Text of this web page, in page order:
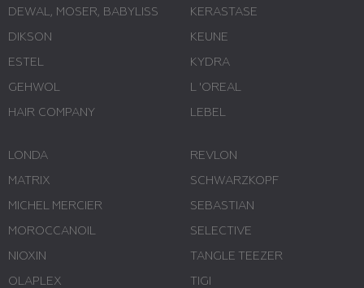
DEWAL, MOSER, BABYLISS
DIKSON
ESTEL
GEHWOL
HAIR COMPANY
KERASTASE
KEUNE
KYDRA
L 'ОREAL
LEBEL
LONDA
MATRIX
MICHEL MERCIER
MOROCCANOIL
NIOXIN
OLAPLEX
REVLON
SCHWARZKOPF
SEBASTIAN
SELECTIVE
TANGLE TEEZER
TIGI